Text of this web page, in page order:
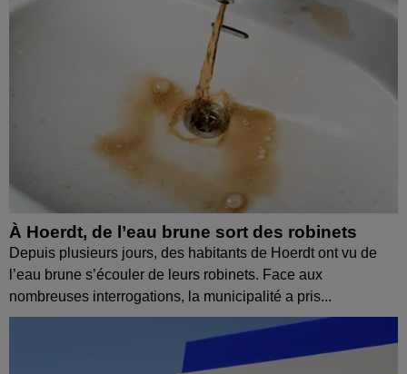
À Hoerdt, de l’eau brune sort des robinets
Depuis plusieurs jours, des habitants de Hoerdt ont vu de
l’eau brune s’écouler de leurs robinets. Face aux
nombreuses interrogations, la municipalité a pris...